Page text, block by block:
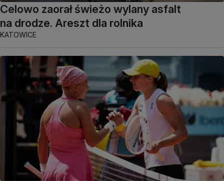
Celowo zaorał świeżo wylany asfalt
na drodze. Areszt dla rolnika
KATOWICE